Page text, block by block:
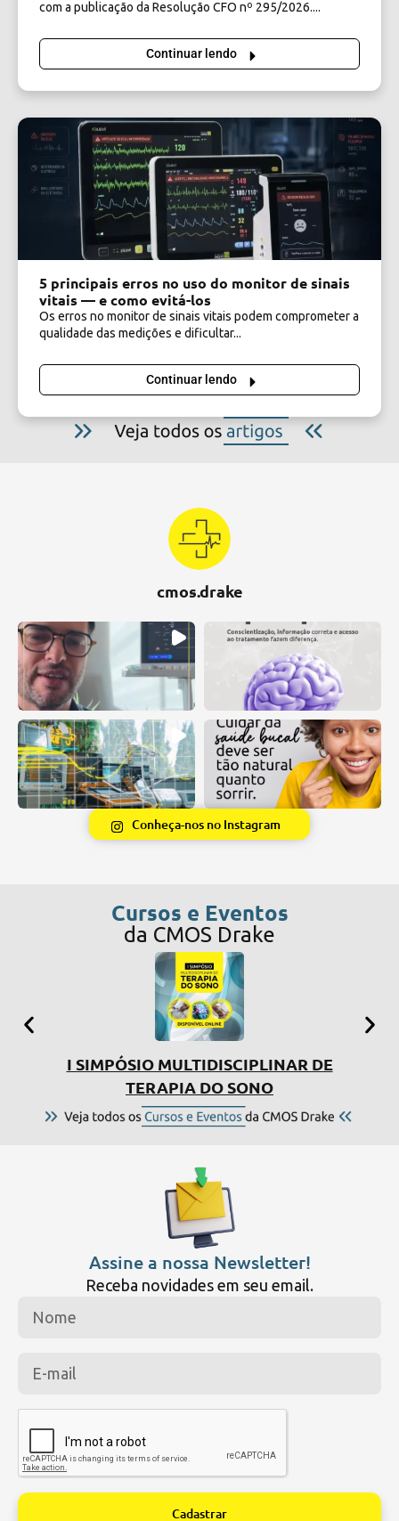
com a publicação da Resolução CFO nº 295/2026....
Continuar lendo
5 principais erros no uso do monitor de sinais
vitais — e como evitá-los
Os erros no monitor de sinais vitais podem comprometer a
qualidade das medições e dificultar...
Continuar lendo
cmos.drake
Conheça-nos no Instagram
Cursos e Eventos
da CMOS Drake
I SIMPÓSIO MULTIDISCIPLINAR DE
TERAPIA DO SONO
Assine a nossa Newsletter!
Receba novidades em seu email.
Cadastrar